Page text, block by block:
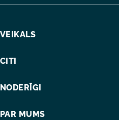
VEIKALS
CITI
NODERĪGI
PAR MUMS